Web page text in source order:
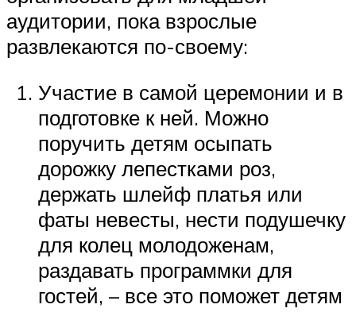
аудитории, пока взрослые
развлекаются по-своему:
Участие в самой церемонии и в
подготовке к ней. Можно
поручить детям осыпать
дорожку лепестками роз,
держать шлейф платья или
фаты невесты, нести подушечку
для колец молодоженам,
раздавать программки для
гостей, – все это поможет детям